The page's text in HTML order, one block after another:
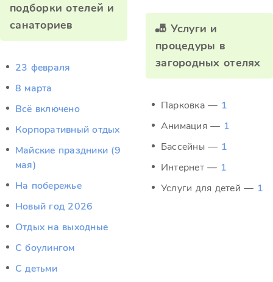
подборки отелей и
санаториев
23 февраля
8 марта
Всё включено
Корпоративный отдых
Майские праздники (9
мая)
На побережье
Новый год 2026
Отдых на выходные
С боулингом
С детьми
🎳 Услуги и
процедуры в
загородных отелях
Парковка — 1
Анимация — 1
Бассейны — 1
Интернет — 1
Услуги для детей — 1